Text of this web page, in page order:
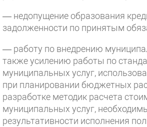
— недопущение образования
задолженности по принятым
— работу по внедрению
также усилению работы по
муниципальных услуг,
при планировании бюджетных
разработке методик расчета
муниципальных услуг,
результативности исполнения